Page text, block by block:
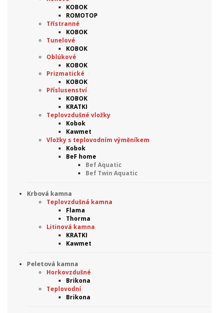
KOBOK
ROMOTOP
Třístranné
KOBOK
Tunelové
KOBOK
Oblúkové
KOBOK
Prizmatické
KOBOK
Příslusenství
KOBOK
KRATKI
Teplovzdušné vložky
Kobok
Kawmet
Vložky s teplovodním výměníkem
Kobok
BeF home
Bef Aquatic
Bef Twin Aquatic
Krbová kamna
Teplovzdušná kamna
Flama
Thorma
Litinová kamna
KRATKI
Kawmet
Peletová kamna
Horkovzdušné
Brikona
Teplovodní
Brikona